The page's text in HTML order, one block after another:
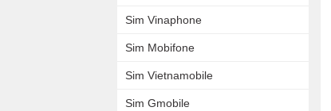
Sim Vinaphone
Sim Mobifone
Sim Vietnamobile
Sim Gmobile